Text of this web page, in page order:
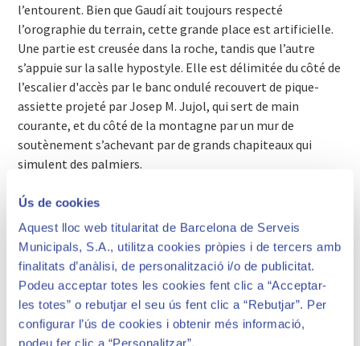
Ús de cookies
Aquest lloc web titularitat de Barcelona de Serveis
Municipals, S.A., utilitza cookies pròpies i de tercers amb
finalitats d’anàlisi, de personalització i/o de publicitat.
Podeu acceptar totes les cookies fent clic a “Acceptar-
les totes” o rebutjar el seu ús fent clic a “Rebutjar”. Per
configurar l’ús de cookies i obtenir més informació,
podeu fer clic a “Personalitzar”.
l’entourent. Bien que Gaudí ait toujours respecté
l’orographie du terrain, cette grande place est artificielle.
Une partie est creusée dans la roche, tandis que l’autre
s’appuie sur la salle hypostyle. Elle est délimitée du côté de
l’escalier d'accès par le banc ondulé recouvert de pique-
assiette projeté par Josep M. Jujol, qui sert de main
courante, et du côté de la montagne par un mur de
soutènement s’achevant par de grands chapiteaux qui
simulent des palmiers.
Horaires et tarifs
Park Güell est soumise à des tarifs et des horaires pour
la visiter